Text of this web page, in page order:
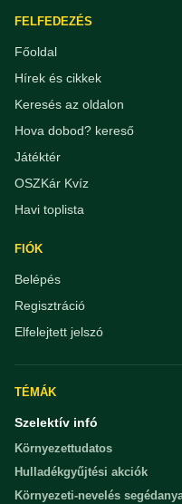
FELFEDEZÉS
Főoldal
Hírek és cikkek
Keresés az oldalon
Hova dobod? kereső
Játéktér
OSZKár Kvíz
Havi toplista
FIÓK
Belépés
Regisztráció
Elfelejtett jelszó
TÉMÁK
Szelektív infó
Környezettudatos
Hulladékgyűjtési akciók
Környezeti-nevelés